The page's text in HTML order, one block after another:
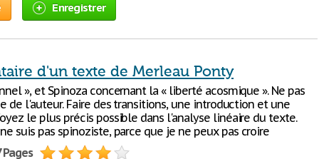
Enregistrer
d'un texte de Merleau Ponty
», et Spinoza concernant la « liberté acosmique ». Ne pas
de l'auteur. Faire des transitions, une introduction et une
le plus précis possible dans l'analyse linéaire du texte.
ne suis pas spinoziste, parce que je ne peux pas croire
Pages